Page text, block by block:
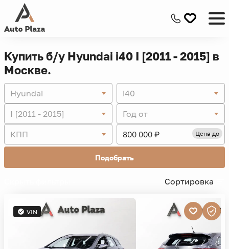
Купить б/у Hyundai i40 I [2011 - 2015] в
Москве.
Hyundai
i40
I [2011 - 2015]
Год от
КПП
Цена до
Подобрать
Сортировка
VIN